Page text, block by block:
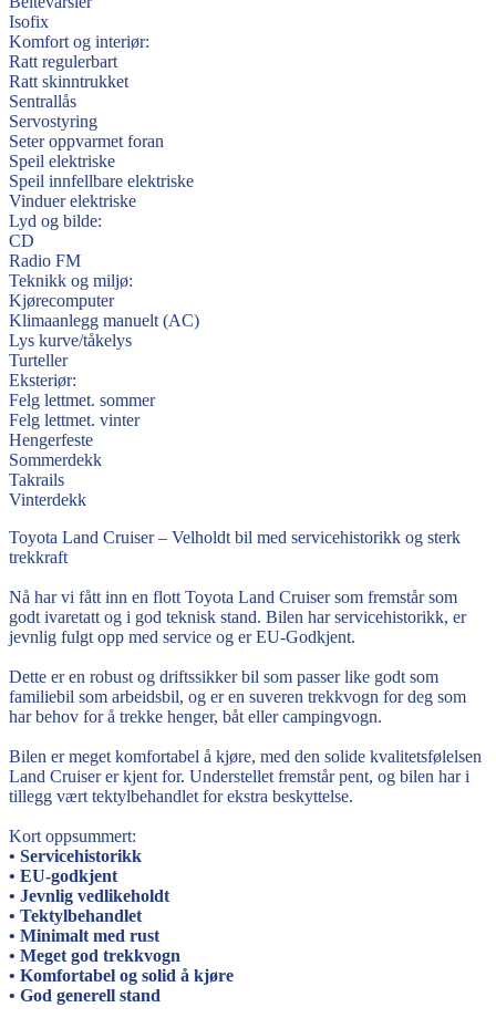
Isofix
Komfort og interiør:
Ratt regulerbart
Ratt skinntrukket
Sentrallås
Servostyring
Seter oppvarmet foran
Speil elektriske
Speil innfellbare elektriske
Vinduer elektriske
Lyd og bilde:
CD
Radio FM
Teknikk og miljø:
Kjørecomputer
Klimaanlegg manuelt (AC)
Lys kurve/tåkelys
Turteller
Eksteriør:
Felg lettmet. sommer
Felg lettmet. vinter
Hengerfeste
Sommerdekk
Takrails
Vinterdekk
Toyota Land Cruiser – Velholdt bil med servicehistorikk og sterk
trekkraft
Nå har vi fått inn en flott Toyota Land Cruiser som fremstår som
godt ivaretatt og i god teknisk stand. Bilen har servicehistorikk, er
jevnlig fulgt opp med service og er EU-Godkjent.
Dette er en robust og driftssikker bil som passer like godt som
familiebil som arbeidsbil, og er en suveren trekkvogn for deg som
har behov for å trekke henger, båt eller campingvogn.
Bilen er meget komfortabel å kjøre, med den solide kvalitetsfølelsen
Land Cruiser er kjent for. Understellet fremstår pent, og bilen har i
tillegg vært tektylbehandlet for ekstra beskyttelse.
Kort oppsummert:
• Servicehistorikk
• EU-godkjent
• Jevnlig vedlikeholdt
• Tektylbehandlet
• Minimalt med rust
• Meget god trekkvogn
• Komfortabel og solid å kjøre
• God generell stand